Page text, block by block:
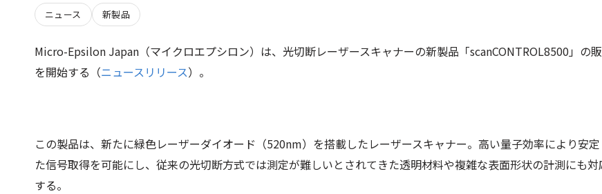
ニュース 新製品
Micro-Epsilon Japan（マイクロエプシロン）は、光切断レーザースキャナーの新製品「scanCONTROL8500」の
を開始する（ニュースリリース）。
この製品は、新たに緑色レーザーダイオード（520nm）を搭載したレーザースキャナー。高い量子効率により安定
た信号取得を可能にし、従来の光切断方式では測定が難しいとされてきた透明材料や複雑な表面形状の計測にも対
する。